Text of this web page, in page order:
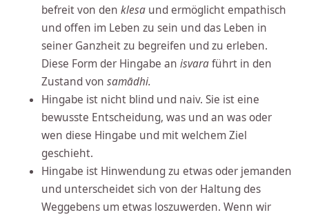
befreit von den klesa und ermöglicht empathisch
und offen im Leben zu sein und das Leben in
seiner Ganzheit zu begreifen und zu erleben.
Diese Form der Hingabe an isvaraführt in den
Zustand von samādhi.
Hingabe ist nicht blind und naiv. Sie ist eine
bewusste Entscheidung, was und an was oder
wen diese Hingabe und mit welchem Ziel
geschieht.
Hingabe ist Hinwendung zu etwas oder jemanden
und unterscheidet sich von der Haltung des
Weggebens um etwas loszuwerden. Wenn wir